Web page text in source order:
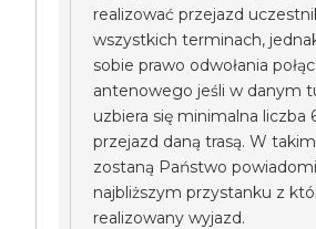
realizować przejazd
wszystkich terminach,
sobie prawo odwołania
antenowego jeśli w danym
uzbiera się minimalna liczba
przejazd daną trasą. W
zostaną Państwo
najbliższym przystanku z
realizowany wyjazd.